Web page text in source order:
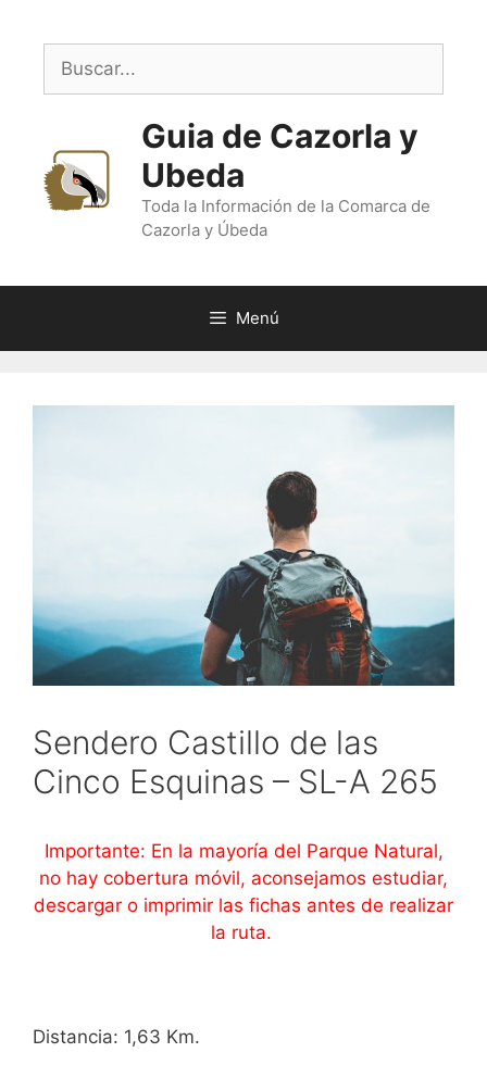
contenido
Buscar:
Guia de Cazorla y
Ubeda
Toda la Información de la Comarca de
Cazorla y Úbeda
Menú
Sendero Castillo de las
Cinco Esquinas – SL-A 265
Importante: En la mayoría del Parque Natural,
no hay cobertura móvil, aconsejamos estudiar,
descargar o imprimir las fichas antes de realizar
la ruta.
Distancia: 1,63 Km.